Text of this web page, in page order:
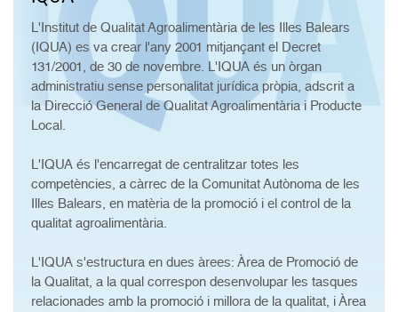
L'Institut de Qualitat Agroalimentària de les Illes Balears
(IQUA) es va crear l'any 2001 mitjançant el Decret
131/2001, de 30 de novembre. L'IQUA és un òrgan
administratiu sense personalitat jurídica pròpia, adscrit a
la Direcció General de Qualitat Agroalimentària i Producte
Local.
L'IQUA és l'encarregat de centralitzar totes les
competències, a càrrec de la Comunitat Autònoma de les
Illes Balears, en matèria de la promoció i el control de la
qualitat agroalimentària.
L'IQUA s'estructura en dues àrees: Àrea de Promoció de
la Qualitat, a la qual correspon desenvolupar les tasques
relacionades amb la promoció i millora de la qualitat, i Àrea